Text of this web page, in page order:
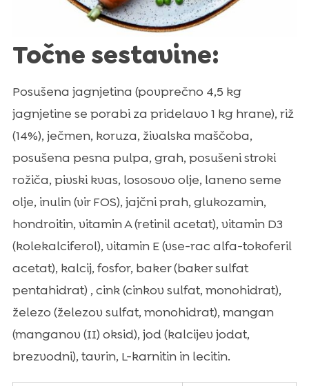
Točne sestavine:
Posušena jagnjetina (povprečno 4,5 kg
jagnjetine se porabi za pridelavo 1 kg hrane), riž
(14%), ječmen, koruza, živalska maščoba,
posušena pesna pulpa, grah, posušeni stroki
rožiča, pivski kvas, lososovo olje, laneno seme
olje, inulin (vir FOS), jajčni prah, glukozamin,
hondroitin, vitamin A (retinil acetat), vitamin D3
(kolekalciferol), vitamin E (vse-rac alfa-tokoferil
acetat), kalcij, fosfor, baker (baker sulfat
pentahidrat) , cink (cinkov sulfat, monohidrat),
železo (železov sulfat, monohidrat), mangan
(manganov (II) oksid), jod (kalcijev jodat,
brezvodni), tavrin, L-karnitin in lecitin.